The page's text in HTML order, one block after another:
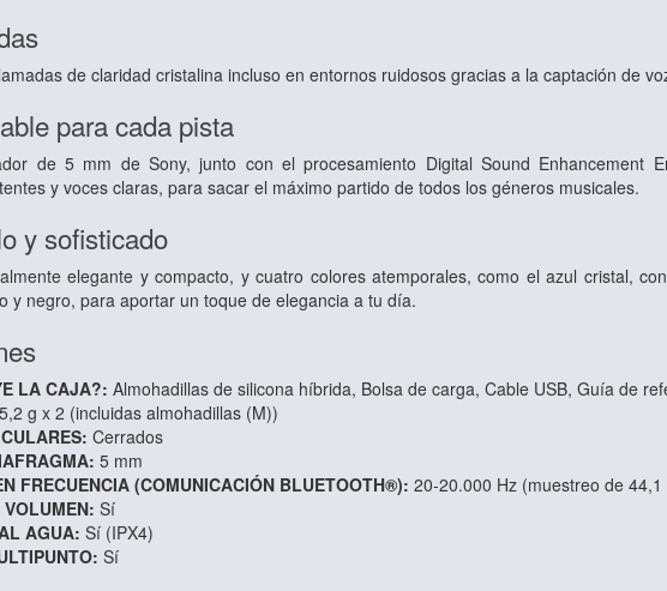
de claridad cristalina incluso en entornos ruidosos gracias a la captación de
para cada pista
de 5 mm de Sony, junto con el procesamiento Digital Sound Enhancement
y voces claras, para sacar el máximo partido de todos los géneros musicales.
y sofisticado
elegante y compacto, y cuatro colores atemporales, como el azul cristal,
y negro, para aportar un toque de elegancia a tu día.
LA CAJA?: Almohadillas de silicona híbrida, Bolsa de carga, Cable USB, Guía de
g x 2 (incluidas almohadillas (M))
Cerrados
5 mm
FRECUENCIA (COMUNICACIÓN BLUETOOTH®): 20-20.000 Hz (muestreo de 44,1
Sí
AGUA: Sí (IPX4)
Sí